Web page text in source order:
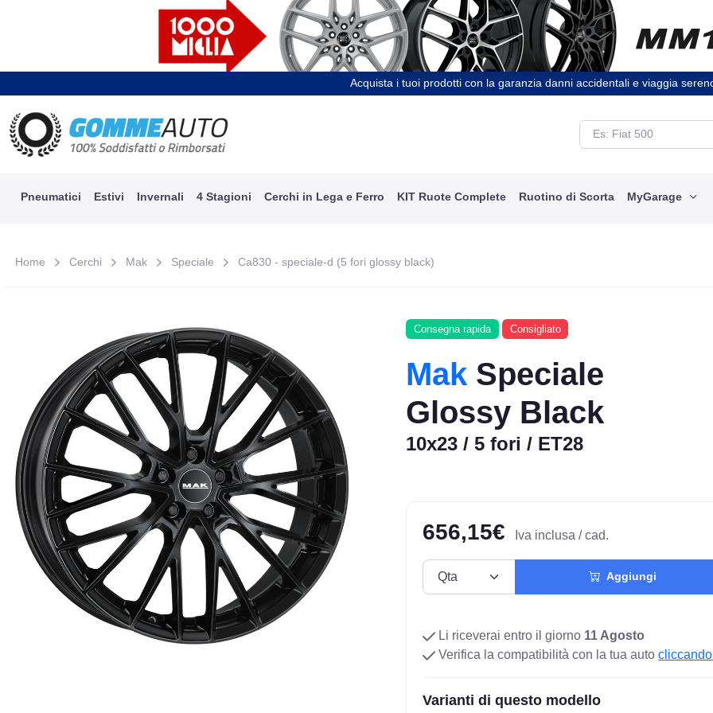
Acquista i tuoi prodotti con la garanzia danni accidentali e viaggia
Pneumatici Estivi Invernali 4 Stagioni Cerchi in Lega e Ferro KIT Ruote Complete Ruotino di Scorta MyGarage
Home Cerchi Mak Speciale Ca830 - speciale-d (5 fori glossy black)
Consegna rapida Consigliato
Mak Speciale
Glossy Black
10x23 / 5 fori / ET28
656,15€ Iva inclusa / cad.
Aggiungi
Li riceverai entro il giorno 11 Agosto
Verifica la compatibilità con la tua auto
Varianti di questo modello